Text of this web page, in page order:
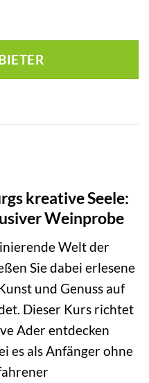
kreative Seele:
Weinprobe
Welt der
Sie dabei erlesene
und Genuss auf
Dieser Kurs richtet
Ader entdecken
es als Anfänger ohne